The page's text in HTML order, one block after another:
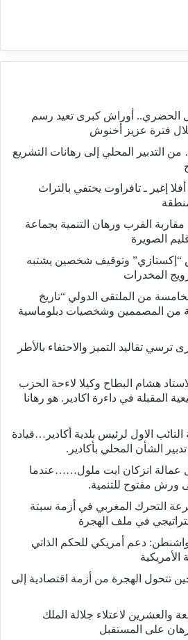
الحضري.. أوراش كبرى تعيد رسم
فترة عزيز أخنوش
التدبير المحلي إلى رهانات التشريع
إغير ـ تافراوت يحتفي بالتراث
القرب ورهان التنمية بجماعة
الصويرة
حجز 7300 قرص “إكستازي” وتوقيف شخصين يشتبه
المخدرات
من الملتقى الدولي “تاريخ
من المصممين وشخصيات دبلوماسية
ترسي تقاليد التميز والاحتفاء بالأطر
هشام البطاح وكيلا لاءحة الحزب
المقبلة في داءرة اكادير. هو رهانا
الاول لرئيس بلدية أكادير…قيادة
الشأن المحلي بأكادير.
عمالة انزكان ايت ملول……عندما
ورش مفتوح للتنمية.
سرعة التحرك المغربي في أزمة سبتة
في ملف الهجرة
دعم أمريكي للحكم الذاتي
الأمريكية
تتحول الهجرة من أزمة اقتصادية إلى
والعشرين لاعتلاء جلالة الملك
على المستقبل